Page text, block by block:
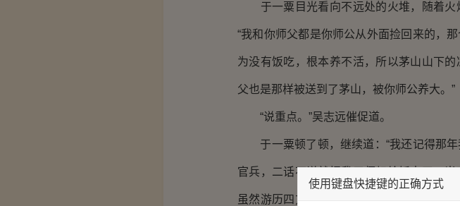
于一粟目光看向不远处的火堆，随着火
“我和你师父都是你师公从外面捡回来的，
为没有饭吃，根本养不活，所以茅山山下
父也是那样被送到了茅山，被你师公养大。”
“说重点。”吴志远催促道。
于一粟顿了顿，继续道：“我还记得那年
官兵，二话不说就把我三师叔给抓走了。
虽然游历四方，但做的都是降鬼驱邪的善
使用键盘快捷键的正确方式